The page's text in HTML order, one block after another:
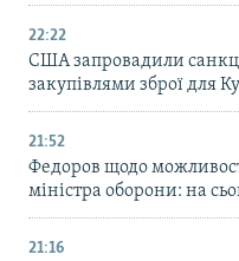
22:22
США запровадили
закупівлями зброї для
21:52
Федоров щодо
міністра оборони: на
21:16